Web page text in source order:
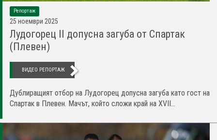
Репортаж
25 ноември 2025
Лудогорец II допусна загуба от Спартак
(Плевен)
ВИДЕО РЕПОРТАЖ
Дублиращият отбор на Лудогорец допусна загуба като гост на
Спартак в Плевен. Мачът, който сложи край на XVII...